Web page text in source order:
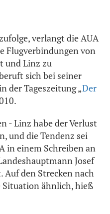
verlangt die AUA
Flugverbindungen von
und Linz zu
sich bei seiner
der Tageszeitung „Der
- Linz habe der Verlust
und die Tendenz sei
in einem Schreiben an
Josef
den Strecken nach
Situation ähnlich, hieß